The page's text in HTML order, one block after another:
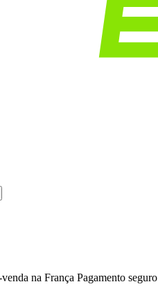
na França Pagamento seguro